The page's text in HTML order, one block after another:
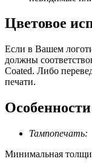
Цветовое
Если в Вашем
должны
Coated. Либо
печати.
Тампопечать:
Минимальная